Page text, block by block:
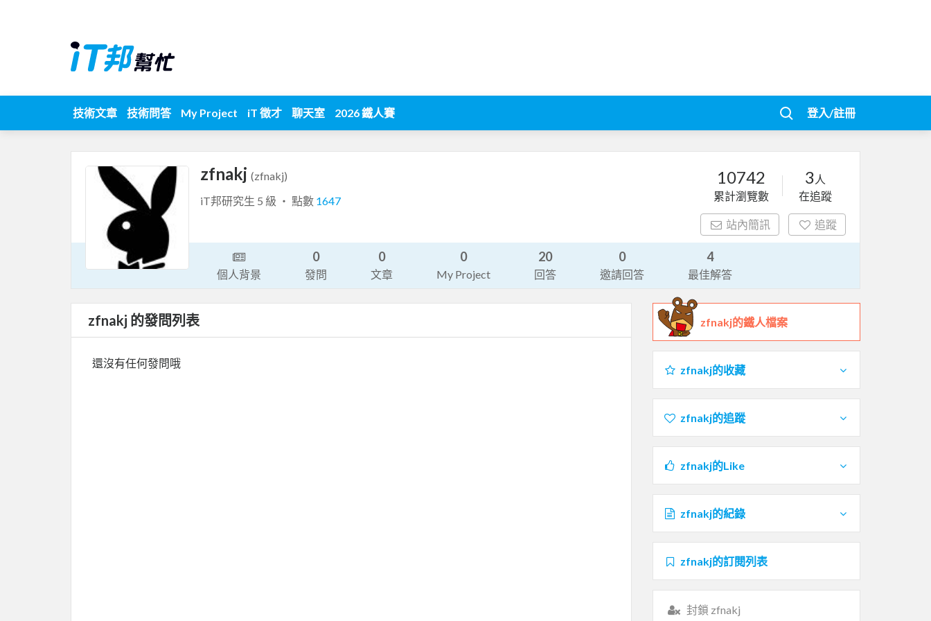
技術文章 技術問答 My Project iT 徵才 聊天室 2026 鐵人賽 登入/註冊
zfnakj (zfnakj)
iT邦研究生 5 級 ‧ 點數 1647
10742
累計瀏覽數
3 人
在追蹤
站內簡訊 追蹤
個人背景
0
發問
0
文章
0
My Project
20
回答
0
邀請回答
4
最佳解答
zfnakj 的發問列表
還沒有任何發問哦
zfnakj的鐵人檔案
zfnakj的收藏
zfnakj的追蹤
zfnakj的Like
zfnakj的紀錄
zfnakj的訂閱列表
封鎖 zfnakj